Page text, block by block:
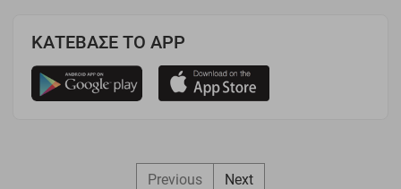
ΚΑΤΕΒΑΣΕ ΤΟ APP
Previous Next